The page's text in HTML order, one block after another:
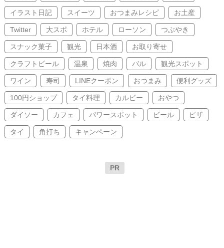
イラスト日記 スイーツ おつまみレシピ お土産
Twitter 大スポ ホテル ローソン つぶやき
スナック菓子 観光 日本酒 お取り寄せ
クラフトビール 温泉 焼肉 バル 観光スポット
ワイン 寿司 LINEクーポン おつまみ 便利グッズ
100円ショップ タイ料理 カルビー おやつ
ダイソー カフェ パワースポット ビール ピザ
タイ 角打ち キャンペーン
PR